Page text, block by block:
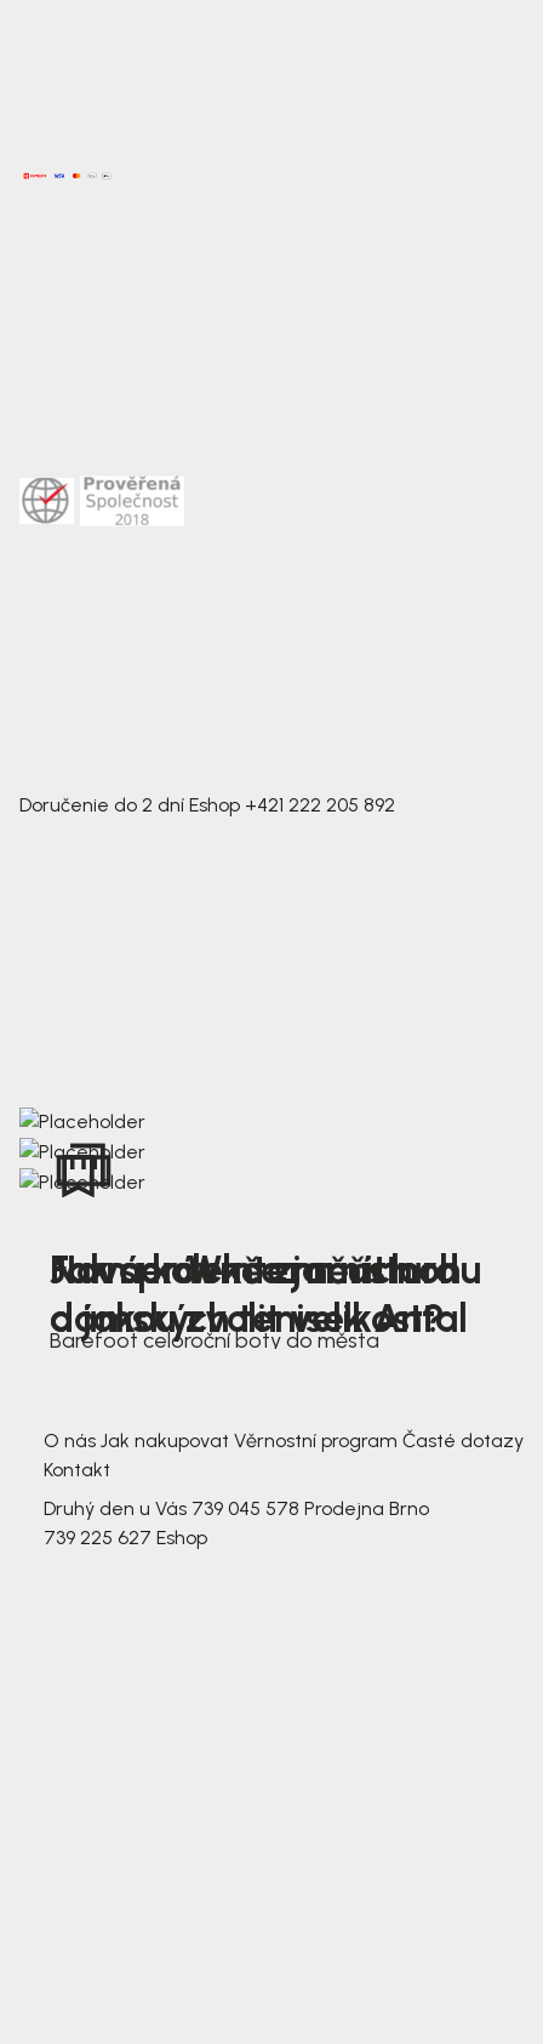
Doručenie do 2 dní Eshop +421 222 205 892
Nová kolekce jarních
dámských tenisek Antal
Jak správně změřit nohu
a jakou zvolit velikost?
Farmer Winter mustard
Barefoot celoroční boty do města
O nás Jak nakupovat Věrnostní program Časté dotazy
Kontakt
Druhý den u Vás 739 045 578 Prodejna Brno
739 225 627 Eshop